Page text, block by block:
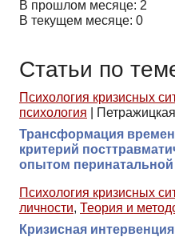
В прошлом месяце: 2
В текущем месяце: 0
Статьи по
Психология кризисных
психология
Трансформация
критерий
опытом перинатальной
Психология кризисных
личности, Теория и
Кризисная интервенция